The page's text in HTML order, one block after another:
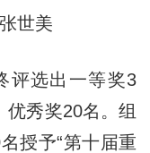
世美
选出一等奖3
秀奖20名。组
授予“第十届重